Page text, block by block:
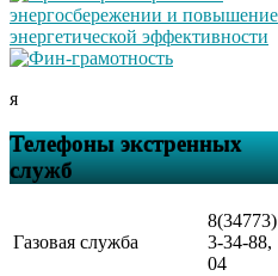
я
Телефоны экстренных
служб
Газовая служба
8(34773)
3-34-88,
04